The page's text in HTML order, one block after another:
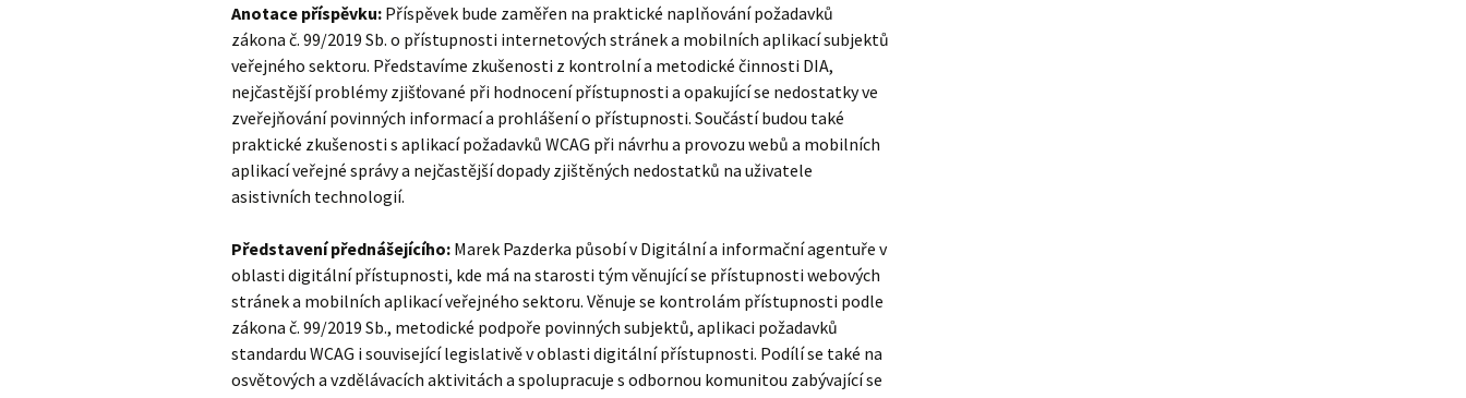
Anotace příspěvku: Příspěvek bude zaměřen na praktické naplňování požadavků
zákona č. 99/2019 Sb. o přístupnosti internetových stránek a mobilních aplikací subjektů
veřejného sektoru. Představíme zkušenosti z kontrolní a metodické činnosti DIA,
nejčastější problémy zjišťované při hodnocení přístupnosti a opakující se nedostatky ve
zveřejňování povinných informací a prohlášení o přístupnosti. Součástí budou také
praktické zkušenosti s aplikací požadavků WCAG při návrhu a provozu webů a mobilních
aplikací veřejné správy a nejčastější dopady zjištěných nedostatků na uživatele
asistivních technologií.
Představení přednášejícího: Marek Pazderka působí v Digitální a informační agentuře v
oblasti digitální přístupnosti, kde má na starosti tým věnující se přístupnosti webových
stránek a mobilních aplikací veřejného sektoru. Věnuje se kontrolám přístupnosti podle
zákona č. 99/2019 Sb., metodické podpoře povinných subjektů, aplikaci požadavků
standardu WCAG i související legislativě v oblasti digitální přístupnosti. Podílí se také na
osvětových a vzdělávacích aktivitách a spolupracuje s odbornou komunitou zabývající se